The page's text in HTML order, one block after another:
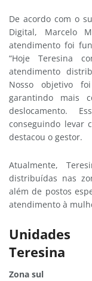
De acordo com o
Digital, Marcelo
atendimento foi
“Hoje Teresina
atendimento
Nosso objetivo
garantindo mais
deslocamento.
conseguindo levar
destacou o gestor.
Atualmente,
distribuídas nas
além de postos
atendimento à
Teresina
Zona sul